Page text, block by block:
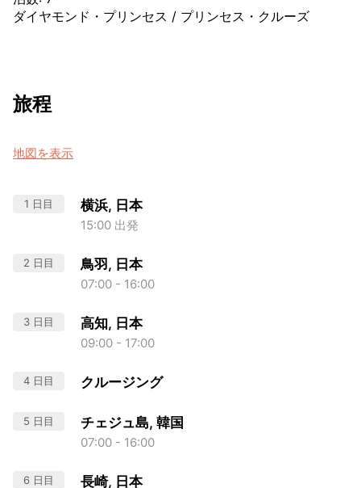
ダイヤモンド・プリンセス / プリンセス・クルーズ
旅程
地図を表示
1 日目 横浜, 日本
15:00 出発
2 日目 鳥羽, 日本
07:00 - 16:00
3 日目 高知, 日本
09:00 - 17:00
4 日目 クルージング
5 日目 チェジュ島, 韓国
07:00 - 16:00
6 日目 長崎, 日本